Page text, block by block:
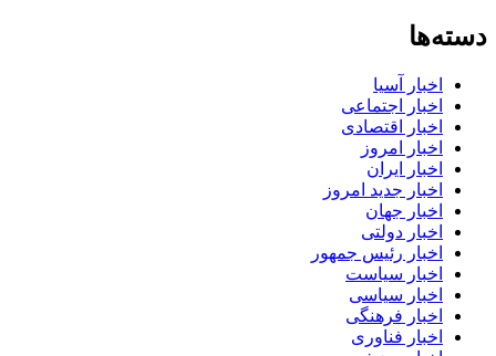
دسته‌ها
اخبار آسیا
اخبار اجتماعی
اخبار اقتصادی
اخبار امروز
اخبار ایران
اخبار جدید امروز
اخبار جهان
اخبار دولتی
اخبار رئیس جمهور
اخبار سیاست
اخبار سیاسی
اخبار فرهنگی
اخبار فناوری